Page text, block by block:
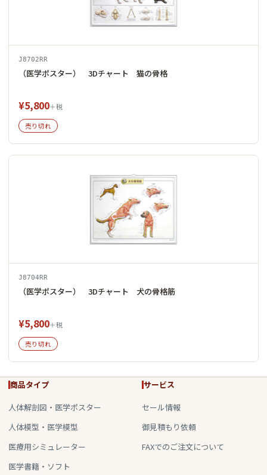
J8702RR
（医学ポスター） 3Dチャート 猫の骨格
¥5,800＋税
売り切れ
J8704RR
（医学ポスター） 3Dチャート 犬の骨格筋
¥5,800＋税
売り切れ
商品タイプ
人体解剖図・医学ポスター
人体模型・医学模型
医療用シミュレーター
医学書籍・ソフト
サービス
セール情報
御見積もり依頼
FAXでのご注文について